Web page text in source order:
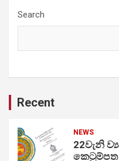
Search
Recent
NEWS
22වැනි
කෙටුම්පත